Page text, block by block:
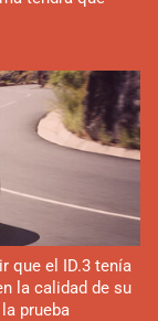
que el ID.3 tenía
la calidad de su
prueba